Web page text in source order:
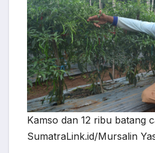
Kamso dan 12 ribu batang
SumatraLink.id/Mursalin